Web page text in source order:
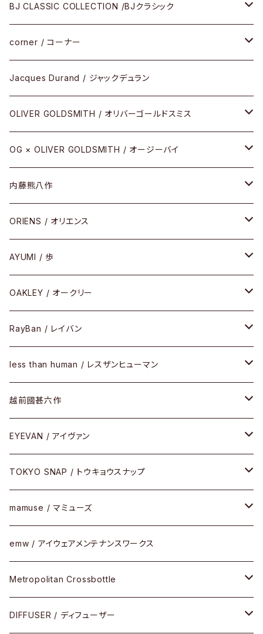
メガネ
サングラス
アパレル
その他
BJ CLASSIC COLLECTION /BJクラシック
CELLULOID（CRAFTSMAN EDITION）
SHINBARI（CRAFTSMAN EDITION）
URUSHI（CRAFTSMAN EDITION）
REVIVAL EDITION
HEAVY EDITION
COMBI （コンビシリーズ）
PREMIUM（プレミアムシリーズ）
PLASTIC（プラスティックシリーズ）
SIRMONT（サーモントシリーズ）
SUNSHIFT
ケア用品
corner / コーナー
リサーチシリーズ
サブリメイションシリーズ
Jacques Durand / ジャックデュラン
OLIVER GOLDSMITH / オリバーゴールドスミス
メタル
セル
コンビ
OG × OLIVER GOLDSMITH / オージーバイ
メタル
セル
コンビ
内藤熊八作
セル
メタル
コンビ
ORIENS / オリエンス
セルフレーム
メタルフレーム
その他
AYUMI / 歩
セルフレーム
OAKLEY / オークリー
メガネフレーム
サングラス
Frogskins(フロッグスキン )
Latch(ラッチ)
その他
修理
小物
RayBan / レイバン
メガネフレーム
サングラス
その他
less than human / レスザンヒューマン
メガネフレーム
サングラス
その他
越前國甚六作
セルフレーム
メタルフレーム
コンビフレーム
EYEVAN / アイヴァン
メガネ
サングラス
その他
TOKYO SNAP / トウキョウスナップ
セルフレーム
メタルフレーム
コンビネーション
mamuse / マミューズ
セル
メタル
コンビ
emw / アイウェアメンテナンスワークス
Metropolitan Crossbottle
30cm×30cm
DIFFUSER / ディフューザー